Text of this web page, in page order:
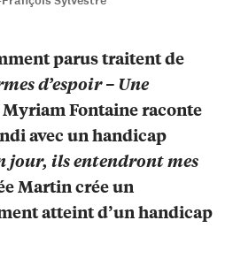
parus traitent de
d’espoir – Une
Myriam Fontaine raconte
avec un handicap
jour, ils entendront mes
Martin crée un
atteint d’un handicap